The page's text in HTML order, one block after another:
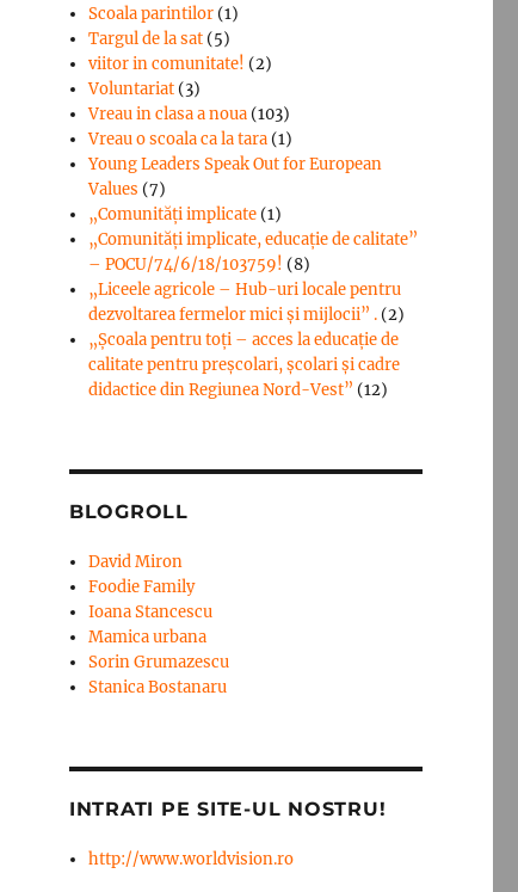
Scoala parintilor (1)
Targul de la sat (5)
viitor in comunitate! (2)
Voluntariat (3)
Vreau in clasa a noua (103)
Vreau o scoala ca la tara (1)
Young Leaders Speak Out for European
Values (7)
„Comunități implicate (1)
„Comunități implicate, educație de calitate”
– POCU/74/6/18/103759! (8)
„Liceele agricole – Hub-uri locale pentru
dezvoltarea fermelor mici şi mijlocii” . (2)
„Școala pentru toți – acces la educație de
calitate pentru preșcolari, școlari și cadre
didactice din Regiunea Nord-Vest” (12)
BLOGROLL
David Miron
Foodie Family
Ioana Stancescu
Mamica urbana
Sorin Grumazescu
Stanica Bostanaru
INTRATI PE SITE-UL NOSTRU!
http://www.worldvision.ro